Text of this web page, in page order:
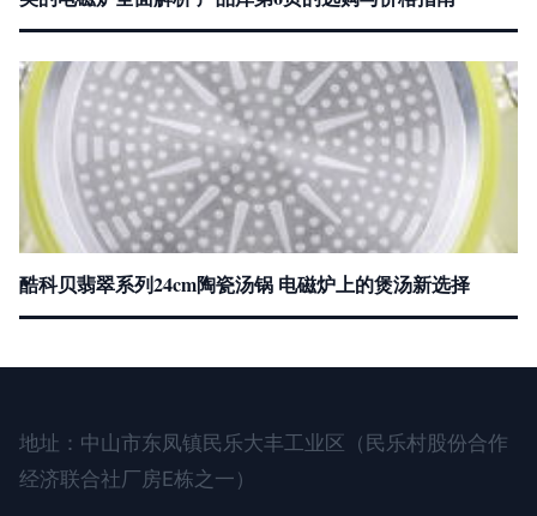
酷科贝翡翠系列24cm陶瓷汤锅 电磁炉上的煲汤新选择
地址：中山市东凤镇民乐大丰工业区（民乐村股份合作
经济联合社厂房E栋之一）